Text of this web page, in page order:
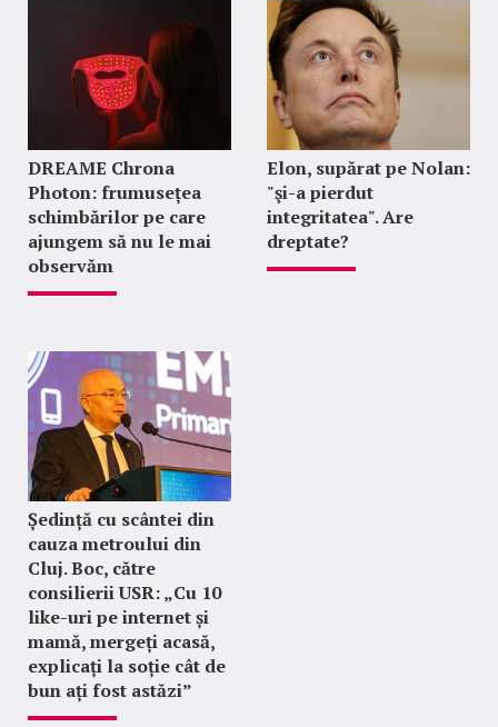
DREAME Chrona
Photon: frumusețea
schimbărilor pe care
ajungem să nu le mai
observăm
Elon, supărat pe Nolan:
"şi-a pierdut
integritatea". Are
dreptate?
Ședință cu scântei din
cauza metroului din
Cluj. Boc, către
consilierii USR: „Cu 10
like-uri pe internet și
mamă, mergeți acasă,
explicați la soție cât de
bun ați fost astăzi”